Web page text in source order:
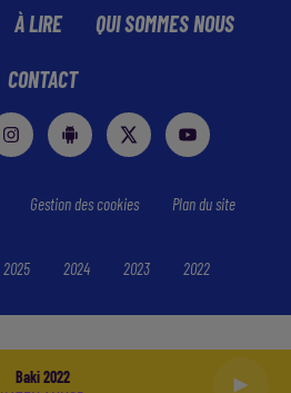
Baki 2022
À LIRE QUI SOMMES NOUS
CONTACT
Gestion des cookies Plan du site
2025 2024 2023 2022